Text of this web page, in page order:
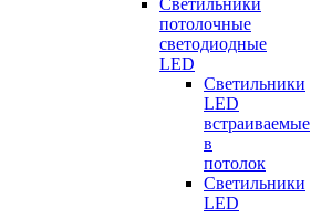
Светильники
потолочные
светодиодные
LED
Cветильники
LED
встраиваемые
в
потолок
Светильники
LED